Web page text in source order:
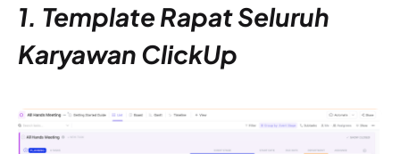
1. Template Rapat Seluruh
Karyawan ClickUp